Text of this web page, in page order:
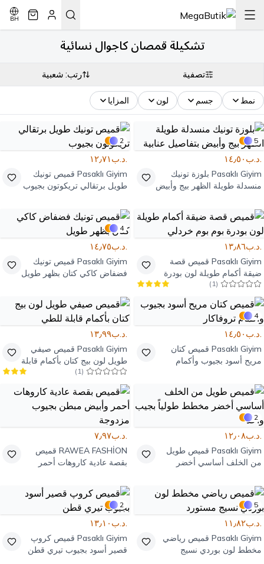
BH
تشكيلة قمصان كاجوال نسائية
تصفية رتب: شعبية
نمط جسم لون المزايا
5
.د.ب١٤٫٥٠
Pasaklı Giyim بلوزة تونيك
منسدلة طويلة الظهر بيج وأبيض
2
.د.ب١٢٫٧١
Pasaklı Giyim قميص تونيك
طويل برتقالي تريكوتون بجيوب
.د.ب١٣٫٨٦
Pasaklı Giyim قميص قصة
ضيقة أكمام طويلة لون بودرة
بوم بوم خردلي
(
1
)
4
.د.ب١٤٫٧٥
Pasaklı Giyim قميص تونيك
فضفاض كاكي كتان بظهر طويل
4
.د.ب١٤٫٥٠
Pasaklı Giyim قميص كتان
مريح أسود بجيوب وأكمام
.د.ب١٣٫٩٩
Pasaklı Giyim قميص صيفي
طويل لون بيج كتان بأكمام قابلة
للطي
(
1
)
2
.د.ب١٢٫٠٨
Pasaklı Giyim قميص طويل
من الخلف أساسي أخضر
.د.ب٧٫٩٧
RAWEA FASHİON قميص
بقصة عادية كاروهات أحمر
5
.د.ب١١٫٨٢
Pasaklı Giyim قميص رياضي
مخطط لون بوردي نسيج
2
.د.ب١٣٫١٠
Pasaklı Giyim قميص كروپ
قصير أسود بجيوب تيري قطن